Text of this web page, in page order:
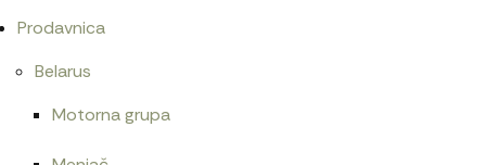
Prodavnica
Belarus
Motorna grupa